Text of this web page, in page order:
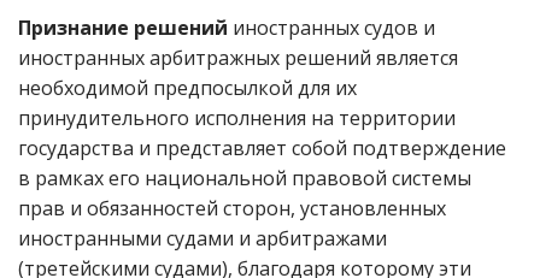
Признание решений иностранных судов и
иностранных арбитражных решений является
необходимой предпосылкой для их
принудительного исполнения на территории
государства и представляет собой подтверждение
в рамках его национальной правовой системы
прав и обязанностей сторон, установленных
иностранными судами и арбитражами
(третейскими судами), благодаря которому эти